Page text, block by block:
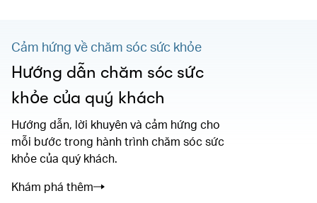
Cảm hứng về chăm sóc sức khỏe
Hướng dẫn chăm sóc sức
khỏe của quý khách
Hướng dẫn, lời khuyên và cảm hứng cho
mỗi bước trong hành trình chăm sóc sức
khỏe của quý khách.
Khám phá thêm